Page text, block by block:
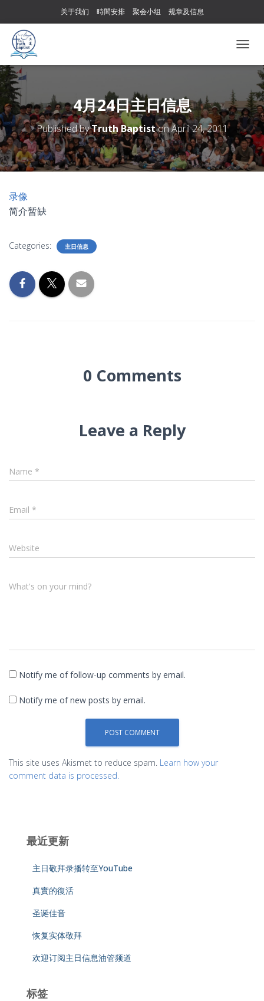
关于我们 時間安排 聚会小组 规章及信息
O
E
N
A
V
I
G
4月24日主日信息
Published byTruth BaptistonApril 24, 2011
录像
简介暂缺
Categories: 主日信息
0 Comments
Leave a Reply
Name *
Email *
Website
What's on your mind?
Notify me of follow-up comments by email.
Notify me of new posts by email.
This site uses Akismet to reduce spam. Learn how your
comment data is processed.
最近更新
主日敬拜录播转至YouTube
真實的復活
圣诞佳音
恢复实体敬拜
欢迎订阅主日信息油管频道
标签